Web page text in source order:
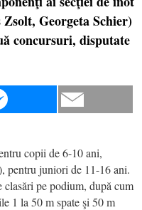
Georgeta Schier)
concursuri, disputate
copii de 6-10 ani,
pentru juniori de 11-16 ani.
pe podium, după cum
1 la 50 m spate şi 50 m